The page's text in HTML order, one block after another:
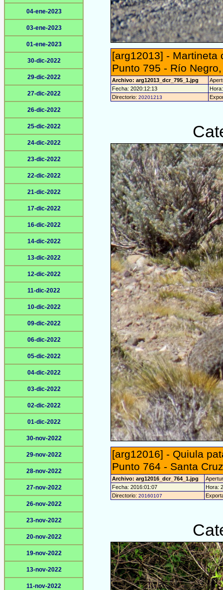
04-ene-2023
03-ene-2023
01-ene-2023
30-dic-2022
29-dic-2022
27-dic-2022
26-dic-2022
25-dic-2022
24-dic-2022
23-dic-2022
22-dic-2022
21-dic-2022
17-dic-2022
16-dic-2022
14-dic-2022
13-dic-2022
12-dic-2022
11-dic-2022
10-dic-2022
09-dic-2022
06-dic-2022
05-dic-2022
04-dic-2022
03-dic-2022
02-dic-2022
01-dic-2022
30-nov-2022
29-nov-2022
28-nov-2022
27-nov-2022
26-nov-2022
23-nov-2022
20-nov-2022
19-nov-2022
13-nov-2022
11-nov-2022
[arg12013] -
Punto 795 - Río
Archivo: arg12013_dcr_795_1.jpg
Fecha: 2020:12:13
Directorio: 20201213
[arg12016] - Quiula
Punto 764 - Santa
Archivo: arg12016_dcr_764_1.jpg
Fecha: 2016:01:07
Hora:
Directorio: 20160107